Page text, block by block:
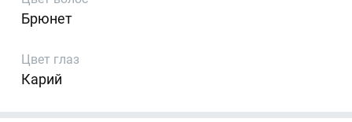
Брюнет
Цвет глаз
Карий